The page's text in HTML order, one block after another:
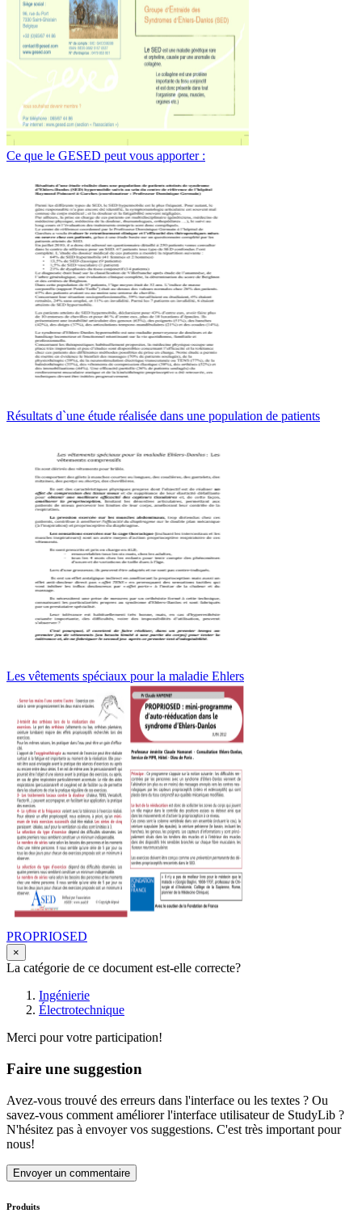
Ce que le GESED peut vous apporter :
Résultats d`une étude réalisée dans une population de patients
Les vêtements spéciaux pour la maladie Ehlers
PROPRIOSED
×
La catégorie de ce document est-elle correcte?
Ingénierie
Électrotechnique
Merci pour votre participation!
Faire une suggestion
Avez-vous trouvé des erreurs dans l'interface ou les textes ? Ou
savez-vous comment améliorer l'interface utilisateur de StudyLib ?
N'hésitez pas à envoyer vos suggestions. C'est très important pour
nous!
Envoyer un commentaire
Produits